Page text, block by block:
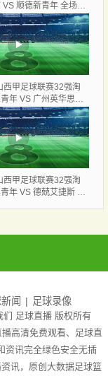
顺德新青年 全场录
西甲足球联赛32强淘
年 VS 广州英华思力
西甲足球联赛32强淘
年 VS 德兢艾捷斯 全
闻 足球录像
们 足球直播版权所有
高清免费观看、足球直
资讯完全绿色安全无插
讯，原创大数据足球篮